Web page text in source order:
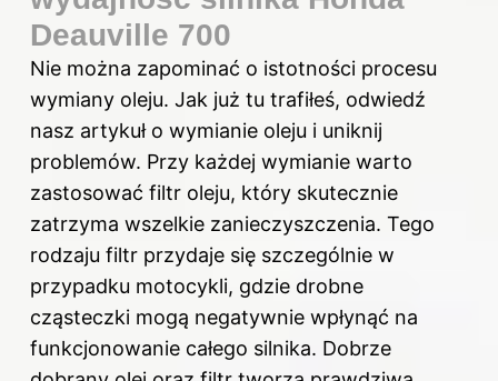
Deauville 700
Nie można zapominać o istotności procesu
wymiany oleju. Jak już tu trafiłeś, odwiedź
nasz artykuł o wymianie oleju i uniknij
problemów. Przy każdej wymianie warto
zastosować filtr oleju, który skutecznie
zatrzyma wszelkie zanieczyszczenia. Tego
rodzaju filtr przydaje się szczególnie w
przypadku motocykli, gdzie drobne
cząsteczki mogą negatywnie wpłynąć na
funkcjonowanie całego silnika. Dobrze